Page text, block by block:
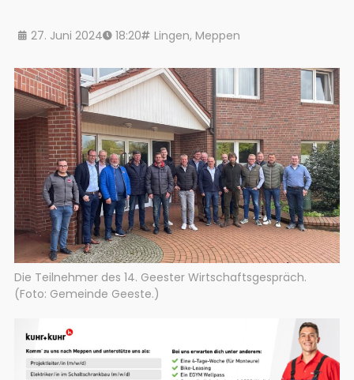
27. Juni 2024 18:20 Lingen, Meppen
Die Teilnehmer des 14. Geester Wirtschaftsgespräch.
(Foto: Gemeinde Geeste.)